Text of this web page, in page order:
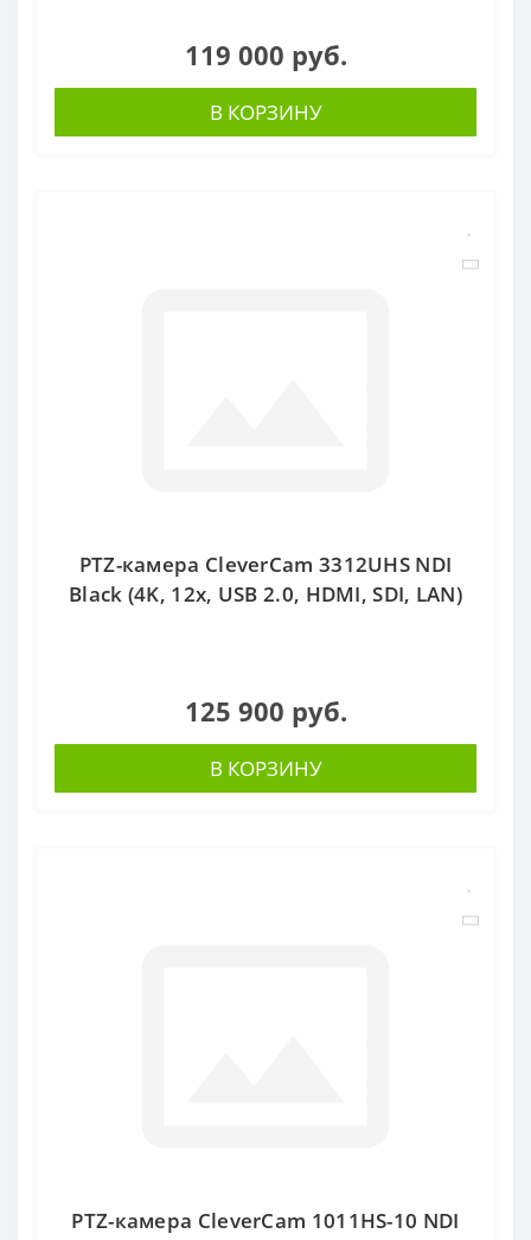
119 000 руб.
В КОРЗИНУ
PTZ-камера CleverCam 3312UHS NDI
Black (4K, 12x, USB 2.0, HDMI, SDI, LAN)
125 900 руб.
В КОРЗИНУ
PTZ-камера CleverCam 1011HS-10 NDI